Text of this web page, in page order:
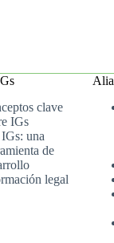
clave
IGs
una
de
legal